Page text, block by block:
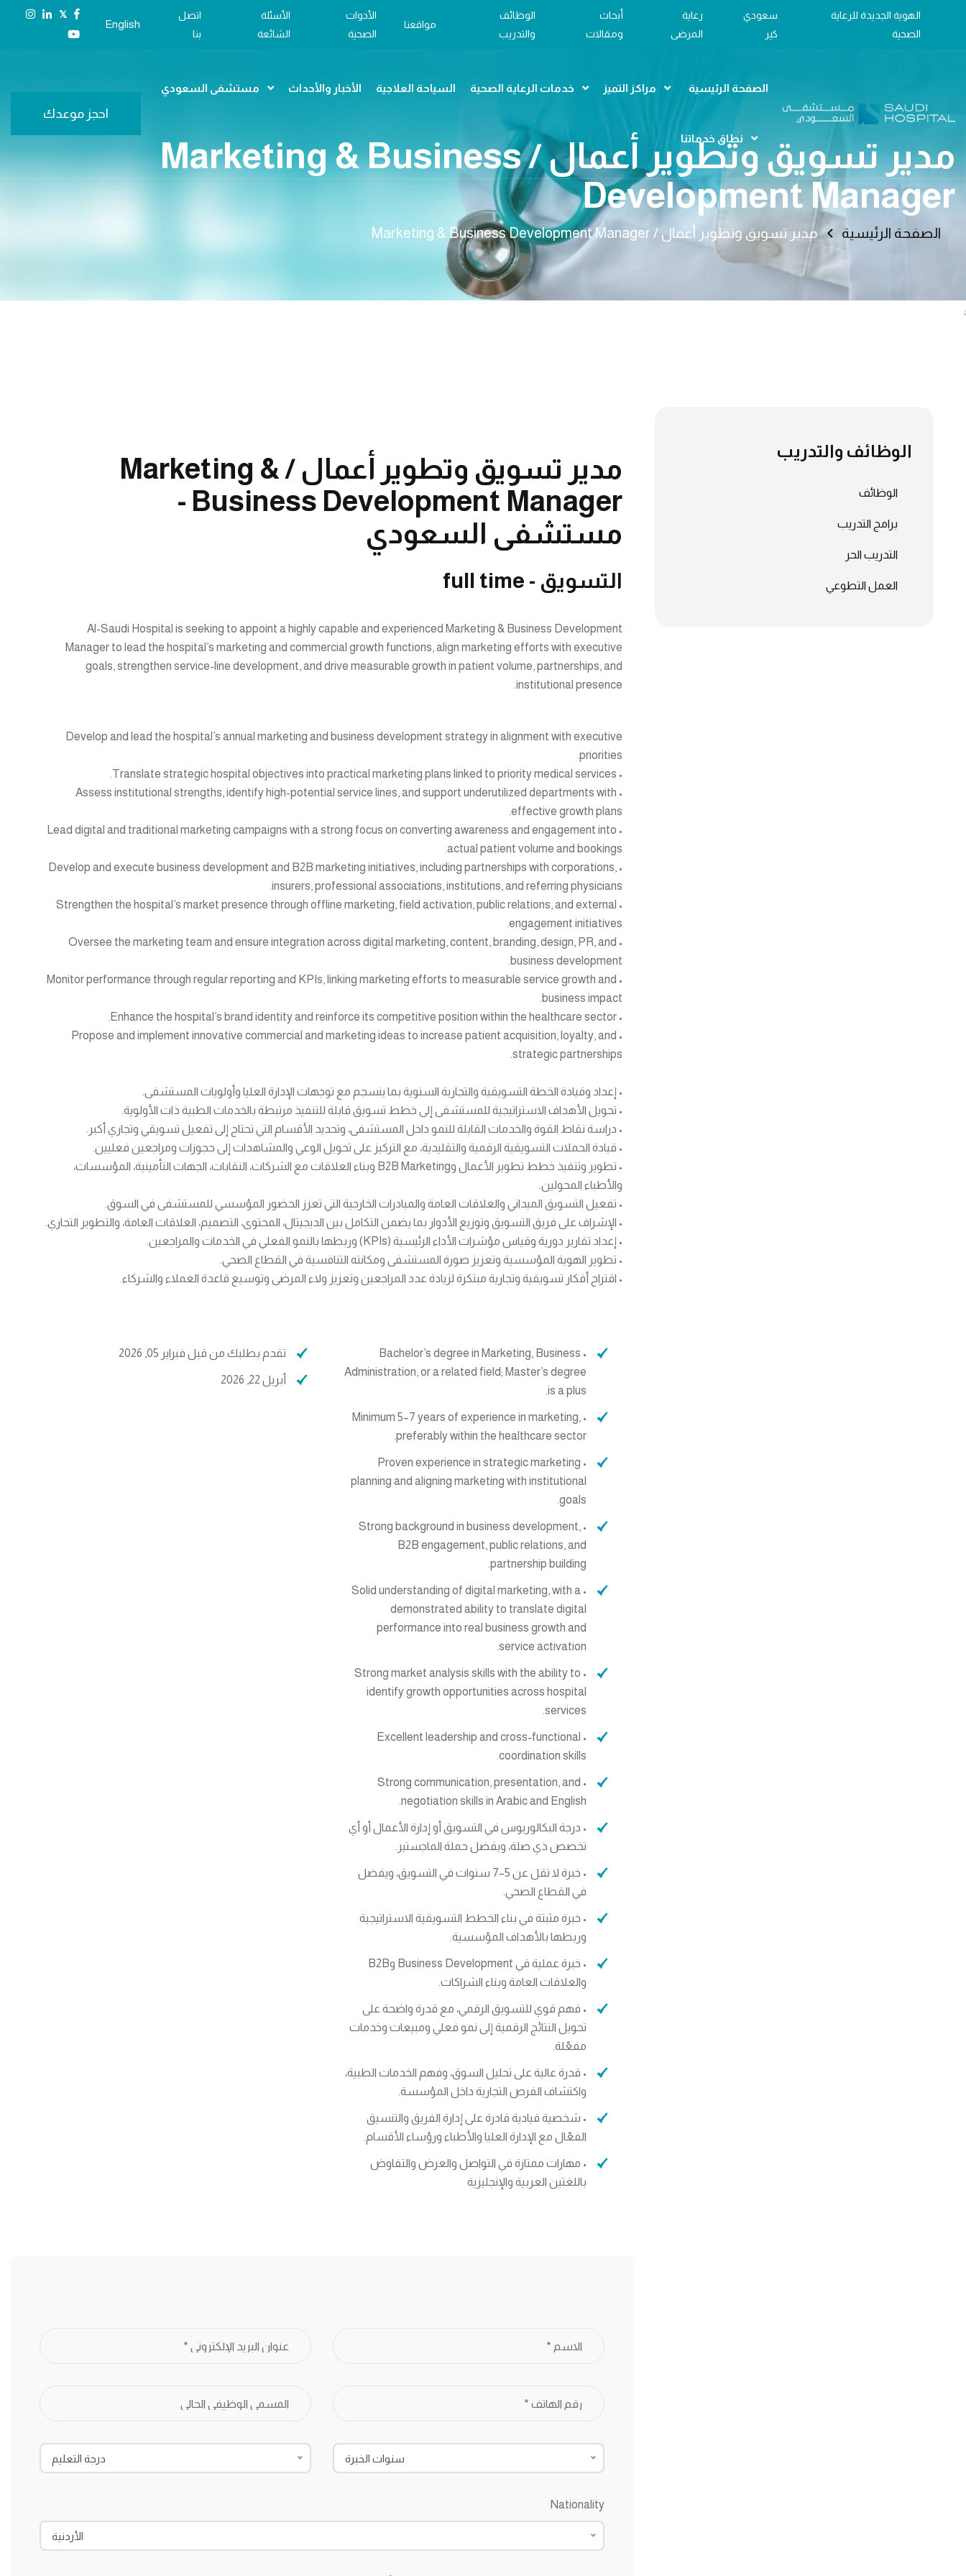
الهوية الجديدة للرعاية
الصحية
سعودي
كير
رعاية
المرضى
أبحاث
ومقالات
الوظائف
والتدريب
مواقعنا
الأدوات
الصحية
الأسئلة
الشائعة
اتصل
بنا
English
𝕏
الصفحة الرئيسية مراكز التميز خدمات الرعاية الصحية السياحة العلاجية الأخبار والأحداث مستشفى السعودي
نطاق خدماتنا
احجز موعدك
مدير تسويق وتطوير أعمال / Marketing & Business
Development Manager
الصفحة الرئيسية مدير تسويق وتطوير أعمال / Marketing & Business Development Manager
;
الوظائف والتدريب
الوظائف
برامج التدريب
التدريب الحر
العمل التطوعي
مدير تسويق وتطوير أعمال / Marketing &
Business Development Manager -
مستشفى السعودي
التسويق - full time
Al-Saudi Hospital is seeking to appoint a highly capable and experienced Marketing & Business Development
Manager to lead the hospital’s marketing and commercial growth functions, align marketing efforts with executive
goals, strengthen service-line development, and drive measurable growth in patient volume, partnerships, and
institutional presence.
Develop and lead the hospital’s annual marketing and business development strategy in alignment with executive
priorities.
• Translate strategic hospital objectives into practical marketing plans linked to priority medical services.
• Assess institutional strengths, identify high-potential service lines, and support underutilized departments with
effective growth plans.
• Lead digital and traditional marketing campaigns with a strong focus on converting awareness and engagement into
actual patient volume and bookings.
• Develop and execute business development and B2B marketing initiatives, including partnerships with corporations,
insurers, professional associations, institutions, and referring physicians.
• Strengthen the hospital’s market presence through offline marketing, field activation, public relations, and external
engagement initiatives.
• Oversee the marketing team and ensure integration across digital marketing, content, branding, design, PR, and
business development.
• Monitor performance through regular reporting and KPIs, linking marketing efforts to measurable service growth and
business impact.
• Enhance the hospital’s brand identity and reinforce its competitive position within the healthcare sector.
• Propose and implement innovative commercial and marketing ideas to increase patient acquisition, loyalty, and
strategic partnerships.
• إعداد وقيادة الخطة التسويقية والتجارية السنوية بما ينسجم مع توجهات الإدارة العليا وأولويات المستشفى.
• تحويل الأهداف الاستراتيجية للمستشفى إلى خطط تسويق قابلة للتنفيذ مرتبطة بالخدمات الطبية ذات الأولوية.
• دراسة نقاط القوة والخدمات القابلة للنمو داخل المستشفى، وتحديد الأقسام التي تحتاج إلى تفعيل تسويقي وتجاري أكبر.
• قيادة الحملات التسويقية الرقمية والتقليدية، مع التركيز على تحويل الوعي والمشاهدات إلى حجوزات ومراجعين فعليين.
• تطوير وتنفيذ خطط تطوير الأعمال وB2B Marketing وبناء العلاقات مع الشركات، النقابات، الجهات التأمينية، المؤسسات،
والأطباء المحولين.
• تفعيل التسويق الميداني والعلاقات العامة والمبادرات الخارجية التي تعزز الحضور المؤسسي للمستشفى في السوق.
• الإشراف على فريق التسويق وتوزيع الأدوار بما يضمن التكامل بين الديجيتال، المحتوى، التصميم، العلاقات العامة، والتطوير التجاري.
• إعداد تقارير دورية وقياس مؤشرات الأداء الرئيسية (KPIs) وربطها بالنمو الفعلي في الخدمات والمراجعين.
• تطوير الهوية المؤسسية وتعزيز صورة المستشفى ومكانته التنافسية في القطاع الصحي.
• اقتراح أفكار تسويقية وتجارية مبتكرة لزيادة عدد المراجعين وتعزيز ولاء المرضى وتوسيع قاعدة العملاء والشركاء.
• Bachelor’s degree in Marketing, Business
Administration, or a related field; Master’s degree
is a plus.
• Minimum 5–7 years of experience in marketing,
preferably within the healthcare sector.
• Proven experience in strategic marketing
planning and aligning marketing with institutional
goals.
• Strong background in business development,
B2B engagement, public relations, and
partnership building.
• Solid understanding of digital marketing, with a
demonstrated ability to translate digital
performance into real business growth and
service activation.
• Strong market analysis skills with the ability to
identify growth opportunities across hospital
services.
• Excellent leadership and cross-functional
coordination skills.
• Strong communication, presentation, and
negotiation skills in Arabic and English.
• درجة البكالوريوس في التسويق أو إدارة الأعمال أو أي
تخصص ذي صلة، ويفضل حملة الماجستير.
• خبرة لا تقل عن 5–7 سنوات في التسويق، ويفضل
في القطاع الصحي.
• خبرة مثبتة في بناء الخطط التسويقية الاستراتيجية
وربطها بالأهداف المؤسسية.
• خبرة عملية في Business Development وB2B
والعلاقات العامة وبناء الشراكات.
• فهم قوي للتسويق الرقمي، مع قدرة واضحة على
تحويل النتائج الرقمية إلى نمو فعلي ومبيعات وخدمات
مفعّلة.
• قدرة عالية على تحليل السوق، وفهم الخدمات الطبية،
واكتشاف الفرص التجارية داخل المؤسسة.
• شخصية قيادية قادرة على إدارة الفريق والتنسيق
الفعّال مع الإدارة العليا والأطباء ورؤساء الأقسام.
• مهارات ممتازة في التواصل والعرض والتفاوض
باللغتين العربية والإنجليزية
تقدم بطلبك من قبل فبراير 05, 2026
أبريل 22, 2026
سنوات الخبرة درجة التعليم
Nationality
الأردنية